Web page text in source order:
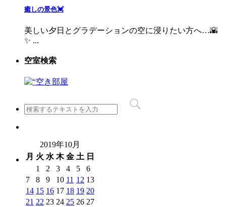
癒しの景色💓
美しい夕日とグラデーションの空に浸りたい方へ…🌇
✨ ...
空室検索
2019年10月
月 火 水 木 金 土 日
1
2 3 4 5
6
7
8 9 10 11 12 13
14 15 16 17 18 19 20
21 22 23 24 25 26 27